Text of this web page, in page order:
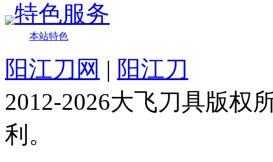
特色服务
本站特色
阳江刀网 | 阳江刀
2012-2026大飞刀具版权
利。